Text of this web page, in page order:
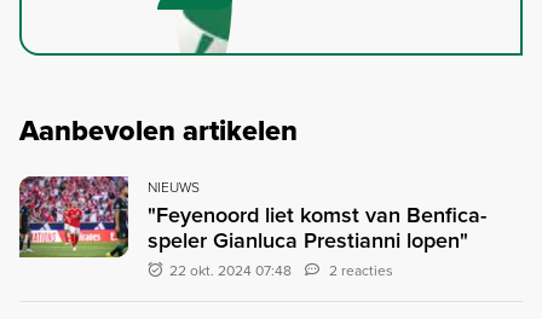
Aanbevolen artikelen
NIEUWS
"Feyenoord liet komst van Benfica-
speler Gianluca Prestianni lopen"
22 okt. 2024 07:48 2 reacties